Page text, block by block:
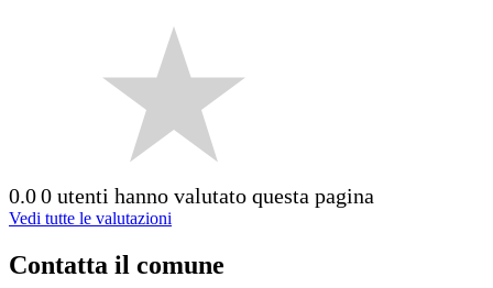
0.00 utenti hanno valutato questa pagina
Vedi tutte le valutazioni
Contatta il comune